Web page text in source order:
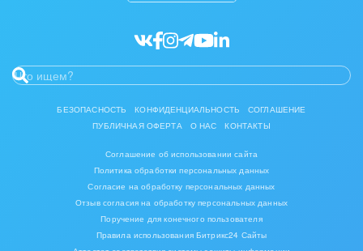
Консалтинговые и управленческие услуги
Мебель, лес, деревообработка
Медицина и фармацевтика
Металлургия
БЕЗОПАСНОСТЬ КОНФИДЕНЦИАЛЬНОСТЬ
СОГЛАШЕНИЕ
ПУБЛИЧНАЯ ОФЕРТА
О НАС КОНТАКТЫ
Соглашение об использовании сайта
Политика обработки персональных данных
Согласие на обработку персональных данных
Отзыв согласия на обработку персональных данных
Поручение для конечного пользователя
Правила использования Битрикс24 Сайты